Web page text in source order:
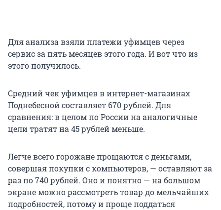
Для анализа взяли платежи уфимцев через
сервис за пять месяцев этого года. И вот что из
этого получилось.
Средний чек уфимцев в интернет-магазинах
Поднебесной составляет 670 рублей. Для
сравнения: в целом по России на аналогичные
цели тратят на 45 рублей меньше.
Легче всего горожане прощаются с деньгами,
совершая покупки с компьютеров, — оставляют за
раз по 740 рублей. Оно и понятно — на большом
экране можно рассмотреть товар до мельчайших
подробностей, потому и проще поддаться